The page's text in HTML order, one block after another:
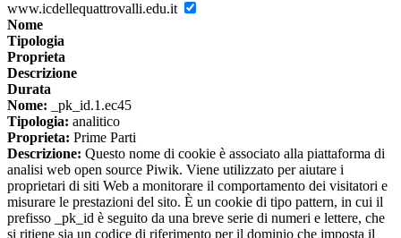
www.icdellequattrovalli.edu.it
Nome
Tipologia
Proprieta
Descrizione
Durata
Nome: _pk_id.1.ec45
Tipologia: analitico
Proprieta: Prime Parti
Descrizione: Questo nome di cookie è associato alla piattaforma di
analisi web open source Piwik. Viene utilizzato per aiutare i
proprietari di siti Web a monitorare il comportamento dei visitatori e
misurare le prestazioni del sito. È un cookie di tipo pattern, in cui il
prefisso _pk_id è seguito da una breve serie di numeri e lettere, che
si ritiene sia un codice di riferimento per il dominio che imposta il